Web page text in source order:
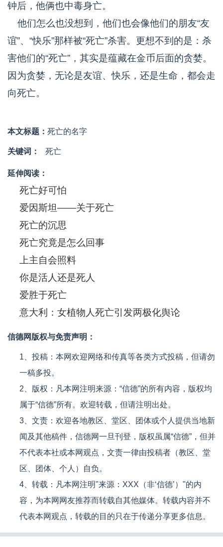
钟后，他俩也中毒身亡。
他们怎么也没想到，他们也会像他们的朋友“友
谊”、“快乐”那样被“死亡”杀害。更想不到的是：杀
害他们的“死亡”，其实是蕴藏在金币后面的贪婪。
因为贪婪，无论是友谊、快乐，还是生命，都会走
向死亡。
本文标题： 死亡的名字
关键词： 死亡
延伸阅读：
死亡好可怕
爱因斯坦——关于死亡
死亡的沉思
死亡究竟是怎么回事
上主自会照料
你是活人还是死人
爱胜于死亡
意大利：女植物人死亡引发两极化舆论
信德网版权与免责声明：
1、投稿：本网欢迎网络和传真等各类方式投稿，但请勿
一稿多投。
2、版权：凡本网注明来源：“信德”的所有内容，版权均
属于“信德”所有。欢迎转载，但请注明出处。
3、文责：欢迎各地教区、堂区、团体或个人提供当地新
闻及其他稿件，信德网一旦刊登，版权虽属“信德”，但并
不代表本社或本网观点，文责一律由投稿者（教区、堂
区、团体、个人）自负。
4、转载：凡本网注明"来源：XXX（非‘信德’）"的内
容，为本网网友推荐而转载自其他媒体。转载内容并不
代表本网观点，转载的目的只在于传递分享更多信息。